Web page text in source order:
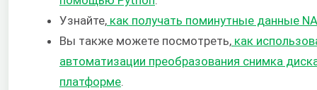
Узнайте, как получать поминутные данные
Вы также можете посмотреть, как
автоматизации преобразования снимка
платформе.